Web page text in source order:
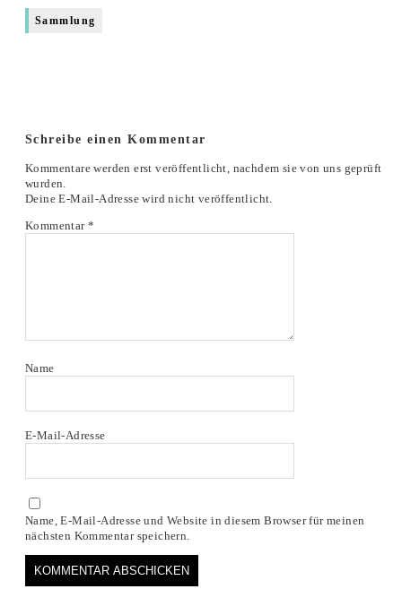
Sammlung
Schreibe einen Kommentar
Kommentare werden erst veröffentlicht, nachdem sie von uns geprüft
wurden.
Deine E-Mail-Adresse wird nicht veröffentlicht.
Kommentar *
Name
E-Mail-Adresse
Name, E-Mail-Adresse und Website in diesem Browser für meinen
nächsten Kommentar speichern.